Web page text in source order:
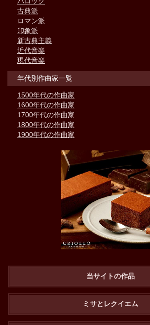
古典派
ロマン派
印象派
新古典主義
近代音楽
現代音楽
年代別作曲家一覧
1500年代の作曲家
1600年代の作曲家
1700年代の作曲家
1800年代の作曲家
1900年代の作曲家
当サイトの作品
ミサとレクイエム